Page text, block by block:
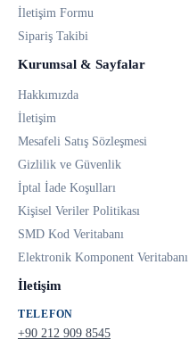
İletişim Formu
Sipariş Takibi
Kurumsal & Sayfalar
Hakkımızda
İletişim
Mesafeli Satış Sözleşmesi
Gizlilik ve Güvenlik
İptal İade Koşulları
Kişisel Veriler Politikası
SMD Kod Veritabanı
Elektronik Komponent Veritabanı
İletişim
TELEFON
+90 212 909 8545